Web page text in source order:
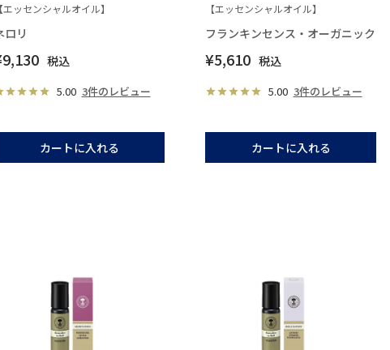
【エッセンシャルオイル】
ロリ
9,130 税込
5.00 3件のレビュー
カートに入れる
【エッセンシャルオイル】
フランキンセンス・オーガニック
¥5,610 税込
5.00 3件のレビュー
カートに入れる